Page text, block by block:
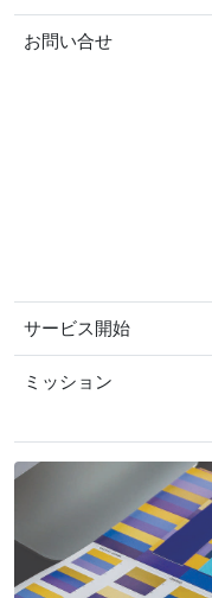
お問い合せ
サービス開始
ミッション